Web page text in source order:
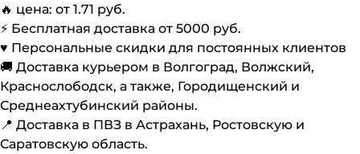
🔥 цена: от 1.71 руб.
⚡️ Бесплатная доставка от 5000 руб.
♥️ Персональные скидки для постоянных клиентов
🚚 Доставка курьером в Волгоград, Волжский,
Краснослободск, а также, Городищенский и
Среднеахтубинский районы.
📍 Доставка в ПВЗ в Астрахань, Ростовскую и
Саратовскую область.